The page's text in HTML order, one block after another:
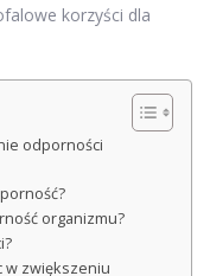
korzyści dla
odporności
organizmu?
w zwiększeniu